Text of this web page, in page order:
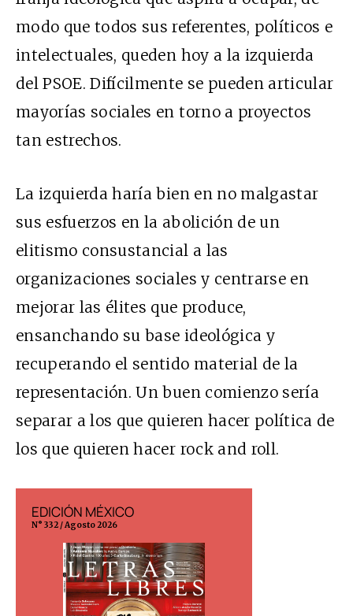
modo que todos sus referentes, políticos e
intelectuales, queden hoy a la izquierda
del PSOE. Difícilmente se pueden articular
mayorías sociales en torno a proyectos
tan estrechos.
La izquierda haría bien en no malgastar
sus esfuerzos en la abolición de un
elitismo consustancial a las
organizaciones sociales y centrarse en
mejorar las élites que produce,
ensanchando su base ideológica y
recuperando el sentido material de la
representación. Un buen comienzo sería
separar a los que quieren hacer política de
los que quieren hacer rock and roll.
EDICIÓN MÉXICO
N° 332 / Agosto 2026